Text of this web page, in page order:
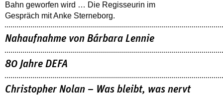
Bahn geworfen wird … Die Regisseurin im
Gespräch mit Anke Sterneborg.
Nahaufnahme von Bárbara Lennie
80 Jahre DEFA
Christopher Nolan – Was bleibt, was nervt